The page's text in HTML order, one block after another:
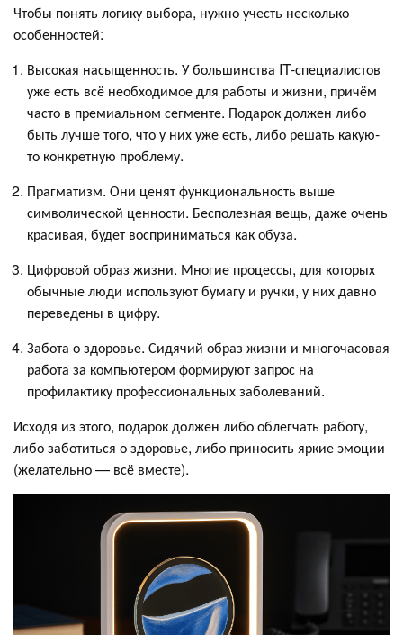
Чтобы понять логику выбора, нужно учесть несколько
особенностей:
Высокая насыщенность. У большинства IT-специалистов
уже есть всё необходимое для работы и жизни, причём
часто в премиальном сегменте. Подарок должен либо
быть лучше того, что у них уже есть, либо решать какую-
то конкретную проблему.
Прагматизм. Они ценят функциональность выше
символической ценности. Бесполезная вещь, даже очень
красивая, будет восприниматься как обуза.
Цифровой образ жизни. Многие процессы, для которых
обычные люди используют бумагу и ручки, у них давно
переведены в цифру.
Забота о здоровье. Сидячий образ жизни и многочасовая
работа за компьютером формируют запрос на
профилактику профессиональных заболеваний.
Исходя из этого, подарок должен либо облегчать работу,
либо заботиться о здоровье, либо приносить яркие эмоции
(желательно — всё вместе).